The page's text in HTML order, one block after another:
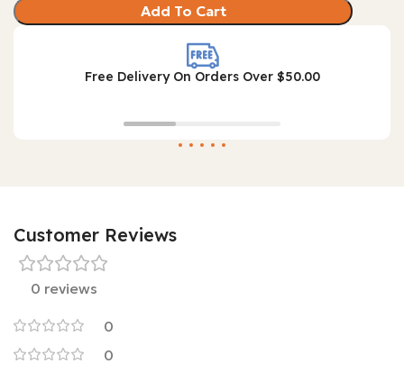
Add To Cart
Free Delivery On Orders Over $50.00
Customer Reviews
0 reviews
0
0